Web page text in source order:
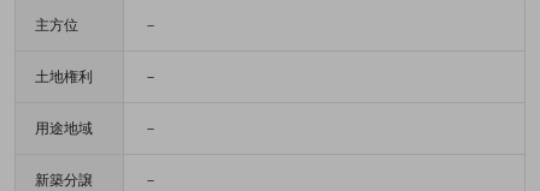
主方位 －
土地権利 －
用途地域 －
新築分譲
－